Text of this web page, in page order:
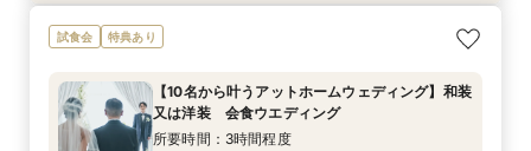
10/23(金)
【少人数結婚式】貸切り可能なホテルウエディン
グ相談会
10:00〜
13:00〜
16:00〜
18:00〜
試食会 特典あり
【10名から叶うアットホームウェディング】和装
又は洋装 会食ウエディング
所要時間：3時間程度